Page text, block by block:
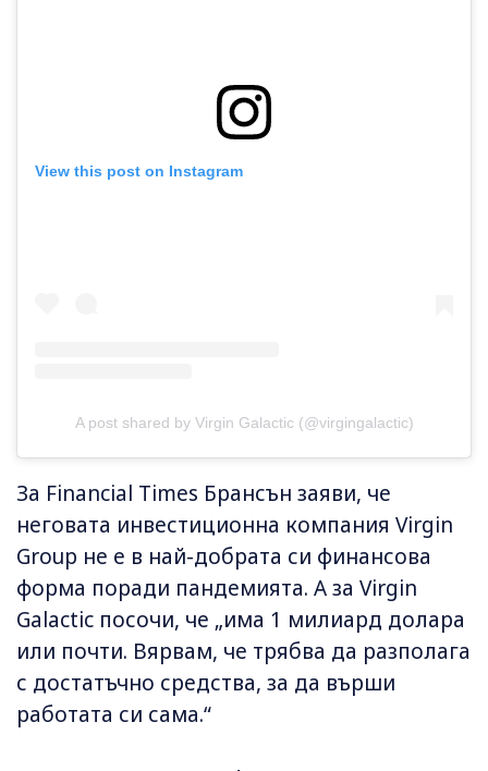
View this post on Instagram
A post shared by Virgin Galactic (@virgingalactic)
За Financial Times Брансън заяви, че
неговата инвестиционна компания Virgin
Group не е в най-добрата си финансова
форма поради пандемията. А за Virgin
Galactic посочи, че „има 1 милиард долара
или почти. Вярвам, че трябва да разполага
с достатъчно средства, за да върши
работата си сама.“